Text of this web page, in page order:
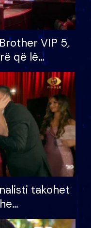
VIP 5,
që lë
për
takohet
ndonjë letër